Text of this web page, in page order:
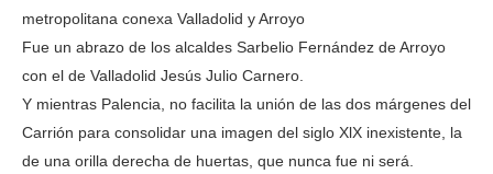
metropolitana conexa Valladolid y Arroyo
Fue un abrazo de los alcaldes Sarbelio Fernández de Arroyo
con el de Valladolid Jesús Julio Carnero.
Y mientras Palencia, no facilita la unión de las dos márgenes del
Carrión para consolidar una imagen del siglo XlX inexistente, la
de una orilla derecha de huertas, que nunca fue ni será.